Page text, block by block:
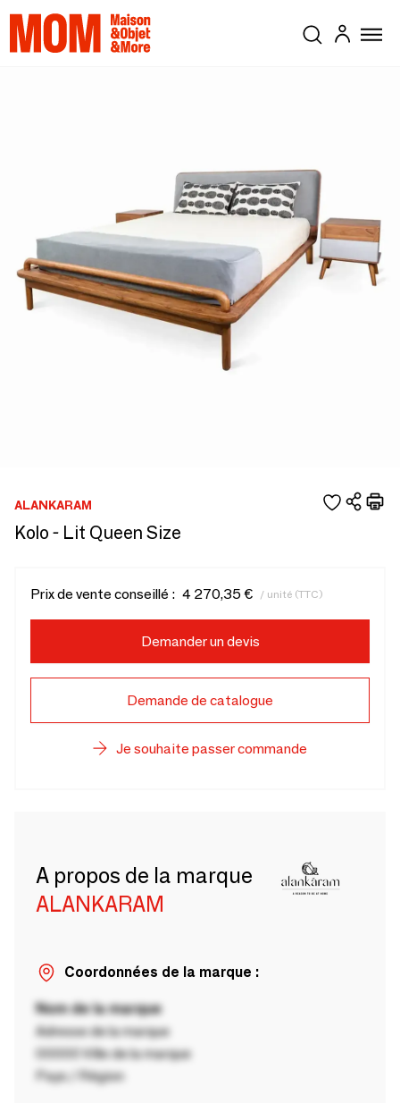
ALANKARAM
Kolo - Lit Queen Size
Prix de vente conseillé : 4 270,35 € / unité (TTC)
Demander un devis
Demande de catalogue
Je souhaite passer commande
A propos de la marque
ALANKARAM
Coordonnées de la marque :
Nom de la marque
Adresse de la marque
00000 Ville de la marque
Pays / Région